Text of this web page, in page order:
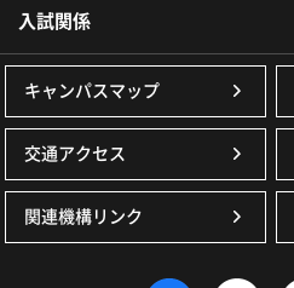
入試関係
キャンパスマップ
交通アクセス
関連機構リンク